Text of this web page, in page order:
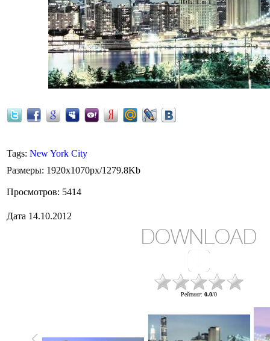
Tags: New York City
Размеры: 1920x1070px/1279.8Kb
Просмотров: 5414
Дата 14.10.2012
DOWNLOAD
Рейтинг: 0.0/0